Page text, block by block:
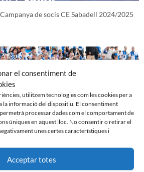
el consentiment de
utilitzem tecnologies com les cookies per a
la informació del dispositiu. El consentiment
processar dades com el comportament de
úniques en aquest lloc. No consentir o retirar el
unes certes característiques i
Acceptar totes
de socis CE Sabadell 2024/2025
𝒂𝒏𝒆𝒎 𝒂 𝒑𝒆𝒓 𝒍𝒂 𝒔𝒆𝒈𝒖̈𝒆𝒏𝒕